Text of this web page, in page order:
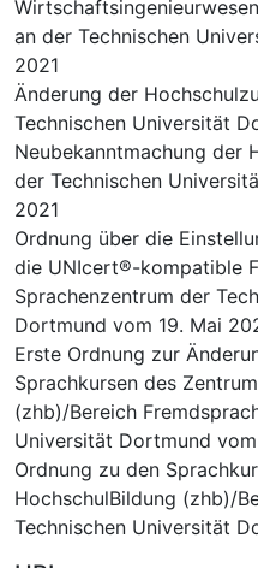
an der Technischen
2021
Änderung der
Technischen Universität
Neubekanntmachung der
der Technischen
2021
Ordnung über die
die UNIcert®-kompatible
Sprachenzentrum der
Dortmund vom 19. Mai
Erste Ordnung zur
Sprachkursen des
(zhb)/Bereich
Universität Dortmund
Ordnung zu den
HochschulBildung (zhb)/
Technischen Universität